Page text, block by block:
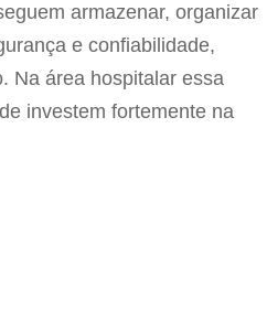
armazenar, organizar
e confiabilidade,
Na área hospitalar essa
investem fortemente na